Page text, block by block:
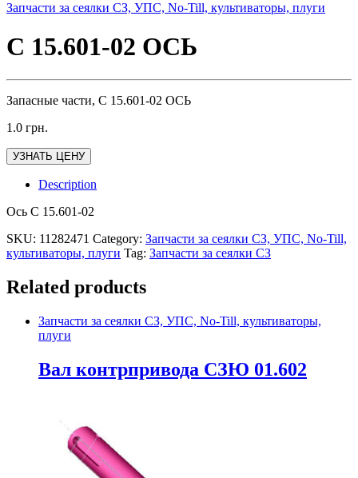
Запчасти за сеялки СЗ, УПС, No-Till, культиваторы, плуги
С 15.601-02 ОСЬ
Запасные части, С 15.601-02 ОСЬ
1.0 грн.
УЗНАТЬ ЦЕНУ
Description
Ось С 15.601-02
SKU: 11282471 Category: Запчасти за сеялки СЗ, УПС, No-Till,
культиваторы, плуги Tag: Запчасти за сеялки СЗ
Related products
Запчасти за сеялки СЗ, УПС, No-Till, культиваторы,
плуги
Вал контрпривода СЗЮ 01.602